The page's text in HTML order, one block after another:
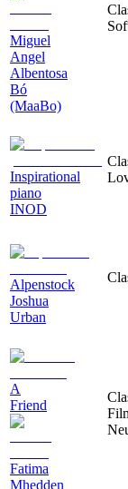
Miguel
Angel
Albentosa
Bó
(MaaBo)
Inspirational
piano
INOD
Alpenstock
Joshua
Urban
A
Friend
Fatima
Mhedden